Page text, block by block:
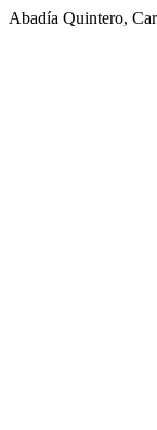
Abadía Quintero,